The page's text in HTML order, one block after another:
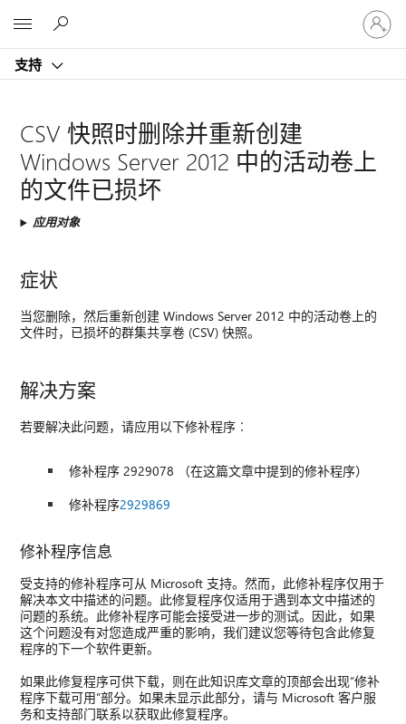
支持
请
登
录
CSV 快照时删除并重新创建
Windows Server 2012 中的活动卷上
的文件已损坏
应用对象
症状
当您删除，然后重新创建 Windows Server 2012 中的活动卷上的
文件时，已损坏的群集共享卷 (CSV) 快照。
解决方案
若要解决此问题，请应用以下修补程序︰
修补程序 2929078 （在这篇文章中提到的修补程序）
修补程序2929869
修补程序信息
受支持的修补程序可从 Microsoft 支持。然而，此修补程序仅用于
解决本文中描述的问题。此修复程序仅适用于遇到本文中描述的
问题的系统。此修补程序可能会接受进一步的测试。因此，如果
这个问题没有对您造成严重的影响，我们建议您等待包含此修复
程序的下一个软件更新。
如果此修复程序可供下载，则在此知识库文章的顶部会出现“修补
程序下载可用”部分。如果未显示此部分，请与 Microsoft 客户服
务和支持部门联系以获取此修复程序。